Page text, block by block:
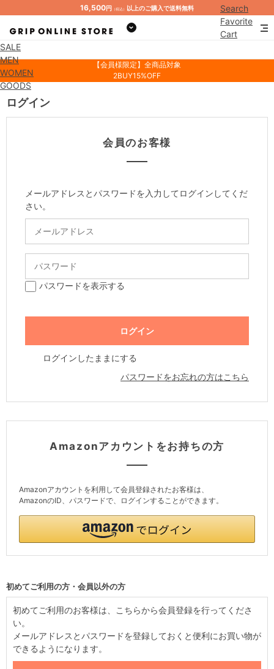
16,500円 （税込） 以上のご購入で送料無料
Search
Favorite
Cart
SALE
MEN
WOMEN
GOODS
【会員様限定】全商品対象
2BUY15%OFF
ログイン
会員のお客様
メールアドレスとパスワードを入力してログインしてくだ
さい。
パスワードを表示する
ログインしたままにする
パスワードをお忘れの方はこちら
Amazonアカウントをお持ちの方
Amazonアカウントを利用して会員登録されたお客様は、
AmazonのID、パスワードで、ログインすることができます。
初めてご利用の方・会員以外の方
初めてご利用のお客様は、こちらから会員登録を行ってくださ
い。
メールアドレスとパスワードを登録しておくと便利にお買い物が
できるようになります。